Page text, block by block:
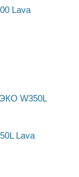
Lava
Lava